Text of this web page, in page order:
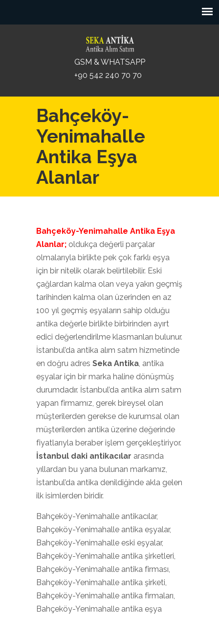
GSM & WHATSAPP
+90 542 240 70 70
Bahçeköy-
Yenimahalle
Antika Eşya
Alanlar
Bahçeköy-Yenimahalle Antika Eşya
Alanlar; oldukça değerli parçalar
olmalarıyla birlikte pek çok farklı eşya
için bir nitelik olarak belirtilebilir. Eski
çağlardan kalma olan veya yakın geçmiş
tarihinden kalma olan üzerinden en az
100 yıl geçmiş eşyaların sahip olduğu
antika değerle birlikte birbirinden ayırt
edici değerlendirilme klasmanları bulunur.
İstanbul’da antika alım satım hizmetinde
en doğru adres Seka Antika, antika
eşyalar için bir marka haline dönüşmüş
durumdadır. İstanbul’da antika alım satım
yapan firmamız, gerek bireysel olan
müşterilerden gerekse de kurumsal olan
müşterilerden antika üzerine değerinde
fiyatlarıyla beraber işlem gerçekleştiriyor.
İstanbul daki antikacılar arasında
yıllardan bu yana bulunan markamız,
İstanbul’da antika denildiğinde akla gelen
ilk isimlerden biridir.
Bahçeköy-Yenimahalle antikacılar,
Bahçeköy-Yenimahalle antika eşyalar,
Bahçeköy-Yenimahalle eski eşyalar,
Bahçeköy-Yenimahalle antika şirketleri,
Bahçeköy-Yenimahalle antika firması,
Bahçeköy-Yenimahalle antika şirketi,
Bahçeköy-Yenimahalle antika firmaları,
Bahçeköy-Yenimahalle antika eşya